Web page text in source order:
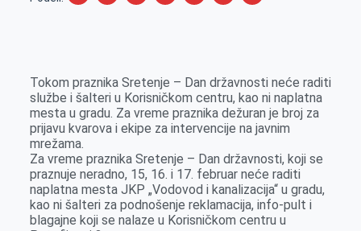
b
o
o
e
n
g
e
r
e
d
I
r
s
A
p
l
Tokom praznika Sretenje – Dan državnosti neće raditi
službe i šalteri u Korisničkom centru, kao ni naplatna
mesta u gradu. Za vreme praznika dežuran je broj za
prijavu kvarova i ekipe za intervencije na javnim
mrežama.
Za vreme praznika Sretenje – Dan državnosti, koji se
praznuje neradno, 15, 16. i 17. februar neće raditi
naplatna mesta JKP „Vodovod i kanalizacija“ u gradu,
kao ni šalteri za podnošenje reklamacija, info-pult i
blagajne koji se nalaze u Korisničkom centru u